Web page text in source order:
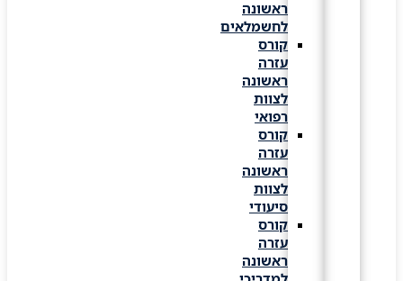
ראשונה
לחשמלאים
קורס
עזרה
ראשונה
לצוות
רפואי
קורס
עזרה
ראשונה
לצוות
סיעודי
קורס
עזרה
ראשונה